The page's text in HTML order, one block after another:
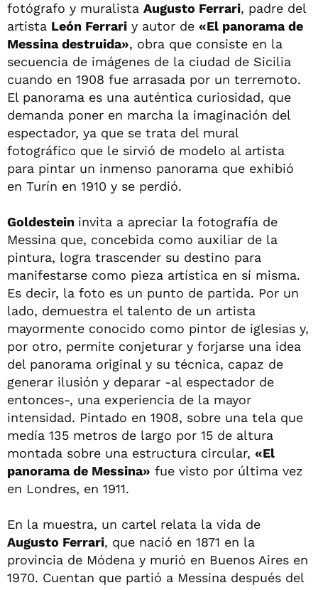
fotógrafo y muralista Augusto Ferrari, padre del
artista León Ferrari y autor de «El panorama de
Messina destruida», obra que consiste en la
secuencia de imágenes de la ciudad de Sicilia
cuando en 1908 fue arrasada por un terremoto.
El panorama es una auténtica curiosidad, que
demanda poner en marcha la imaginación del
espectador, ya que se trata del mural
fotográfico que le sirvió de modelo al artista
para pintar un inmenso panorama que exhibió
en Turín en 1910 y se perdió.
Goldestein invita a apreciar la fotografía de
Messina que, concebida como auxiliar de la
pintura, logra trascender su destino para
manifestarse como pieza artística en sí misma.
Es decir, la foto es un punto de partida. Por un
lado, demuestra el talento de un artista
mayormente conocido como pintor de iglesias y,
por otro, permite conjeturar y forjarse una idea
del panorama original y su técnica, capaz de
generar ilusión y deparar -al espectador de
entonces-, una experiencia de la mayor
intensidad. Pintado en 1908, sobre una tela que
medía 135 metros de largo por 15 de altura
montada sobre una estructura circular, «El
panorama de Messina» fue visto por última vez
en Londres, en 1911.
En la muestra, un cartel relata la vida de
Augusto Ferrari, que nació en 1871 en la
provincia de Módena y murió en Buenos Aires en
1970. Cuentan que partió a Messina después del